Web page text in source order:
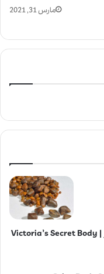
مارس 31, 2021
بادی اسپلش ویکتوریا سکرت جاسمین نویر | Victoria’s Secret Body